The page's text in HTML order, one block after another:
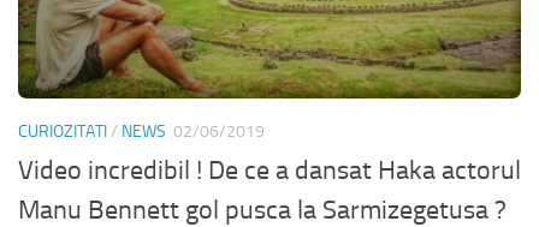
CURIOZITATI/ NEWS 02/06/2019
Video incredibil ! De ce a dansat Haka actorul
Manu Bennett gol pusca la Sarmizegetusa ?